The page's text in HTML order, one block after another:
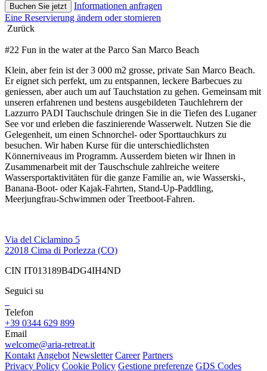
Buchen Sie jetzt
Informationen anfragen
Eine Reservierung ändern oder stornieren
Zurück
#22 Fun in the water at the Parco San Marco Beach
Klein, aber fein ist der 3 000 m2 grosse, private San Marco Beach.
Er eignet sich perfekt, um zu entspannen, leckere Barbecues zu
geniessen, aber auch um auf Tauchstation zu gehen. Gemeinsam mit
unseren erfahrenen und bestens ausgebildeten Tauchlehrern der
Lazzurro PADI Tauchschule dringen Sie in die Tiefen des Luganer
See vor und erleben die faszinierende Wasserwelt. Nutzen Sie die
Gelegenheit, um einen Schnorchel- oder Sporttauchkurs zu
besuchen. Wir haben Kurse für die unterschiedlichsten
Könnerniveaus im Programm. Ausserdem bieten wir Ihnen in
Zusammenarbeit mit der Tauschschule zahlreiche weitere
Wassersportaktivitäten für die ganze Familie an, wie Wasserski-,
Banana-Boot- oder Kajak-Fahrten, Stand-Up-Paddling,
Meerjungfrau-Schwimmen oder Treetboot-Fahren.
Via del Ciclamino 5
22018 Cima di Porlezza (CO)
CIN IT013189B4DG4IH4ND
Seguici su
Telefon
+39 0344 629 899
Email
welcome@aria-retreat.it
Kontakt Angebot Newsletter Career Partners
Privacy Policy Cookie Policy Gestione preferenze GDS Codes